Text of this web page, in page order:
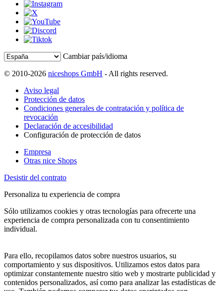
Cambiar país/idioma
© 2010-2026 niceshops GmbH - All rights reserved.
Aviso legal
Protección de datos
Condiciones generales de contratación y política de
revocación
Declaración de accesibilidad
Configuración de protección de datos
Empresa
Otras nice Shops
Desistir del contrato
Personaliza tu experiencia de compra
Sólo utilizamos cookies y otras tecnologías para ofrecerte una
experiencia de compra personalizada con tu consentimiento
individual.
Para ello, recopilamos datos sobre nuestros usuarios, su
comportamiento y sus dispositivos. Utilizamos estos datos para
optimizar constantemente nuestro sitio web y mostrarte publicidad y
contenidos personalizados, así como para analizar las estadísticas de